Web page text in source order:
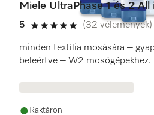
Miele UltraPhase 1 és 2 All
5
5 / 5
(32 vélemények)
minden textília mosására –
beleértve – W2 mosógépekhez.
Raktáron